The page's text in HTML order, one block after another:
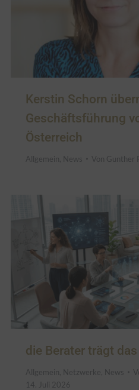
Kerstin Schorn
Geschäftsführung
Österreich
Allgemein News Von Gunther
die Berater trägt
Allgemein Netzwerke News
14. Juli 2026